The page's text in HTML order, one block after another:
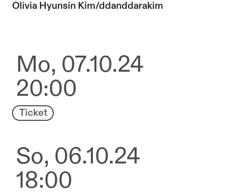
Zur Künstler*in-Seite von
Olivia Hyunsin Kim/ddanddarakim
Mo, 07.10.24
20:00
Ticket
So, 06.10.24
18:00